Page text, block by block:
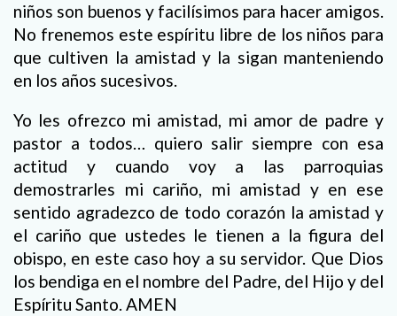
niños son buenos y facilísimos para hacer amigos.
No frenemos este espíritu libre de los niños para
que cultiven la amistad y la sigan manteniendo
en los años sucesivos.
Yo les ofrezco mi amistad, mi amor de padre y
pastor a todos… quiero salir siempre con esa
actitud y cuando voy a las parroquias
demostrarles mi cariño, mi amistad y en ese
sentido agradezco de todo corazón la amistad y
el cariño que ustedes le tienen a la figura del
obispo, en este caso hoy a su servidor. Que Dios
los bendiga en el nombre del Padre, del Hijo y del
Espíritu Santo. AMEN